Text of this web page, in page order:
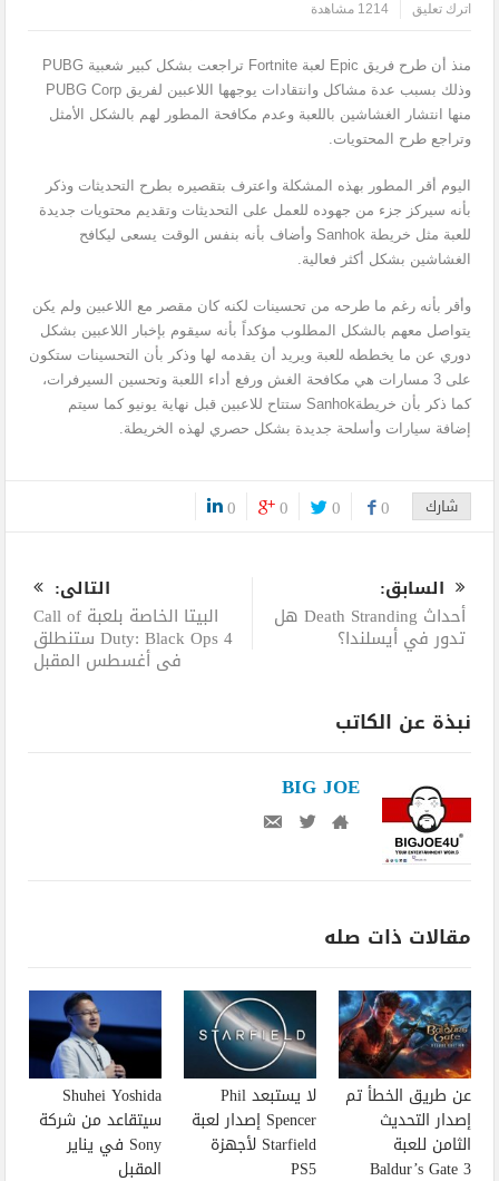
اترك تعليق
1214 مشاهدة
منذ أن طرح فريق Epic لعبة Fortnite تراجعت بشكل كبير شعبية PUBG
وذلك بسبب عدة مشاكل وانتقادات يوجهها اللاعبين لفريق PUBG Corp
منها انتشار الغشاشين باللعبة وعدم مكافحة المطور لهم بالشكل الأمثل
وتراجع طرح المحتويات.
اليوم أقر المطور بهذه المشكلة واعترف بتقصيره بطرح التحديثات وذكر
بأنه سيركز جزء من جهوده للعمل على التحديثات وتقديم محتويات جديدة
للعبة مثل خريطة Sanhok وأضاف بأنه بنفس الوقت يسعى ليكافح
الغشاشين بشكل أكثر فعالية.
وأقر بأنه رغم ما طرحه من تحسينات لكنه كان مقصر مع اللاعبين ولم يكن
يتواصل معهم بالشكل المطلوب مؤكداً بأنه سيقوم بإخبار اللاعبين بشكل
دوري عن ما يخططه للعبة ويريد أن يقدمه لها وذكر بأن التحسينات ستكون
على 3 مسارات هي مكافحة الغش ورفع أداء اللعبة وتحسين السيرفرات،
كما ذكر بأن خريطةSanhok ستتاح للاعبين قبل نهاية يونيو كما سيتم
إضافة سيارات وأسلحة جديدة بشكل حصري لهذه الخريطة.
شارك 0
0
0
0
السابق:
أحداث Death Stranding هل
تدور في أيسلندا؟
التالى:
البيتا الخاصة بلعبة Call of
Duty: Black Ops 4 ستنطلق
فى أغسطس المقبل
نبذة عن الكاتب
BIG JOE
مقالات ذات صله
عن طريق الخطأ تم
إصدار التحديث
الثامن للعبة
Baldur’s Gate 3
لا يستبعد Phil
Spencer إصدار لعبة
Starfield لأجهزة
PS5
Shuhei Yoshida
سيتقاعد من شركة
Sony في يناير
المقبل